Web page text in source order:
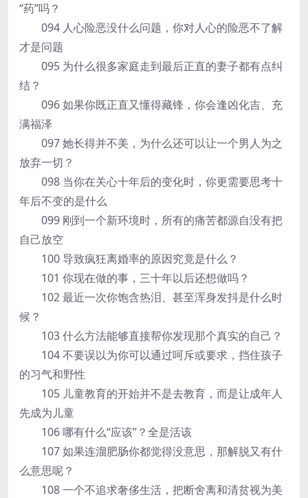
“药”吗？
094 人心险恶没什么问题，你对人心的险恶不了解
才是问题
095 为什么很多家庭走到最后正直的妻子都有点纠
结？
096 如果你既正直又懂得藏锋，你会逢凶化吉、充
满福泽
097 她长得并不美，为什么还可以让一个男人为之
放弃一切？
098 当你在关心十年后的变化时，你更需要思考十
年后不变的是什么
099 刚到一个新环境时，所有的痛苦都源自没有把
自己放空
100 导致疯狂离婚率的原因究竟是什么？
101 你现在做的事，三十年以后还想做吗？
102 最近一次你饱含热泪、甚至浑身发抖是什么时
候？
103 什么方法能够直接帮你发现那个真实的自己？
104 不要误以为你可以通过呵斥或要求，挡住孩子
的习气和野性
105 儿童教育的开始并不是去教育，而是让成年人
先成为儿童
106 哪有什么“应该”？全是活该
107 如果连溜肥肠你都觉得没意思，那解脱又有什
么意思呢？
108 一个不追求奢侈生活，把断舍离和清贫视为美